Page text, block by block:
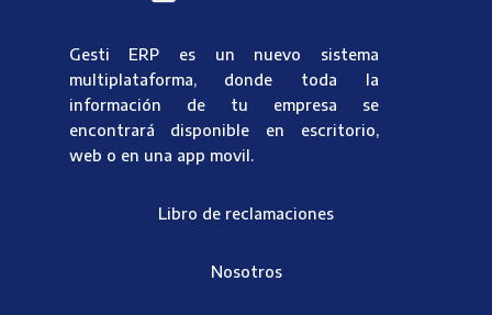
Gesti ERP es un nuevo sistema
multiplataforma, donde toda la
información de tu empresa se
encontrará disponible en escritorio,
web o en una app movil.
Libro de reclamaciones
Nosotros